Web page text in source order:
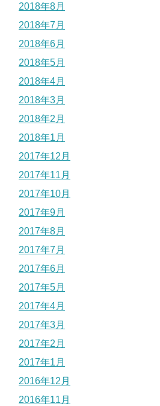
2018年8月
2018年7月
2018年6月
2018年5月
2018年4月
2018年3月
2018年2月
2018年1月
2017年12月
2017年11月
2017年10月
2017年9月
2017年8月
2017年7月
2017年6月
2017年5月
2017年4月
2017年3月
2017年2月
2017年1月
2016年12月
2016年11月